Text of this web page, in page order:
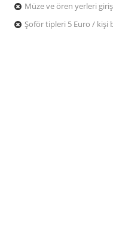
Müze ve ören yerleri
Şoför tipleri 5 Euro / kişi